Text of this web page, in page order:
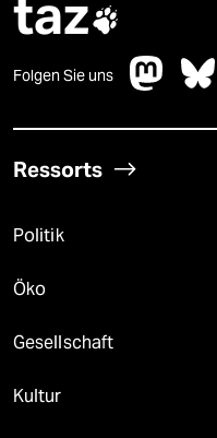
taz
Folgen Sie uns
Ressorts
Politik
Öko
Gesellschaft
Kultur